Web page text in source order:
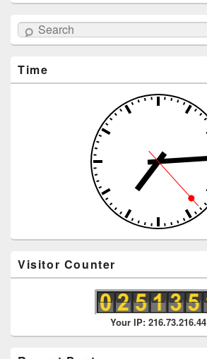
Search
Time
Visitor Counter
Your IP: 216.73.216.44